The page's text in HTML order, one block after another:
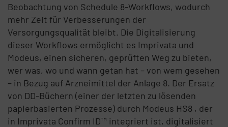
Beobachtung von Schedule 8-Workflows, wodurch
mehr Zeit für Verbesserungen der
Versorgungsqualität bleibt. Die Digitalisierung
dieser Workflows ermöglicht es Imprivata und
Modeus, einen sicheren, geprüften Weg zu bieten,
wer was, wo und wann getan hat – von wem gesehen
– in Bezug auf Arzneimittel der Anlage 8. Der Ersatz
von DD-Büchern (einer der letzten zu lösenden
papierbasierten Prozesse) durch Modeus HS8 , der
in Imprivata Confirm ID™ integriert ist, digitalisiert